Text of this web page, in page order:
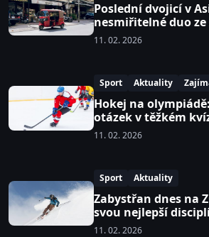
Poslední dvojicí v
nesmiřitelné duo ze
11. 02. 2026
Sport Aktuality
Hokej na
otázek v těžkém
11. 02. 2026
Sport Aktuality
Zabystřan dnes na
svou nejlepší
11. 02. 2026